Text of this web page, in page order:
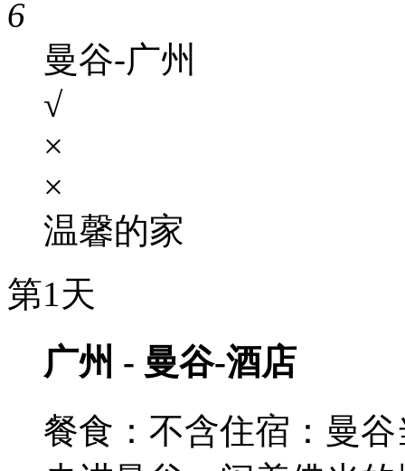
6
曼谷-广州
√
×
×
温馨的家
第1天
广州 - 曼谷-酒店
餐食：不含住宿：曼